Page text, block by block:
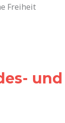
Freiheit
und